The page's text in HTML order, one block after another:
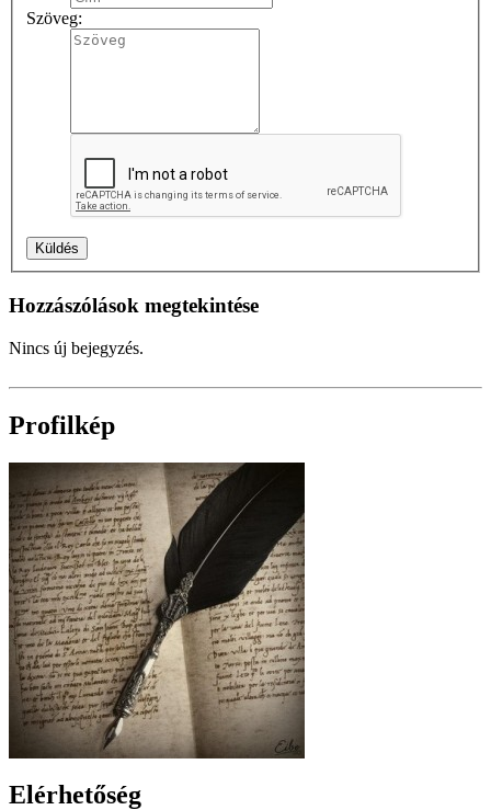
Szöveg:
Hozzászólások megtekintése
Nincs új bejegyzés.
Profilkép
Elérhetőség